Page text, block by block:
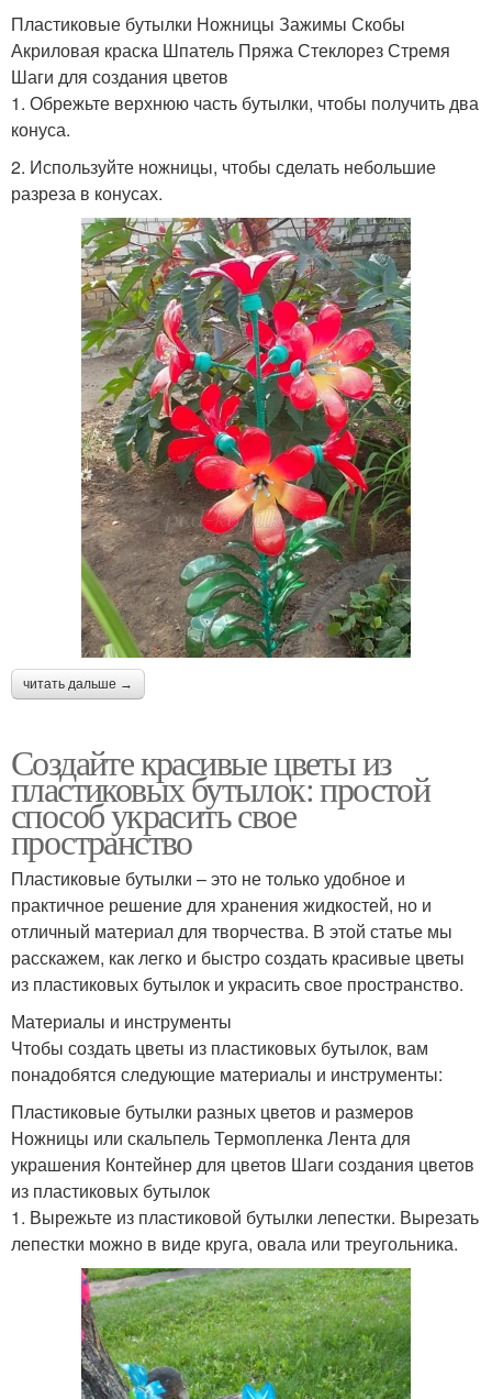
Пластиковые бутылки Ножницы Зажимы Скобы
Акриловая краска Шпатель Пряжа Стеклорез Стремя
Шаги для создания цветов
1. Обрежьте верхнюю часть бутылки, чтобы получить два
конуса.
2. Используйте ножницы, чтобы сделать небольшие
разреза в конусах.
читать дальше →
Создайте красивые цветы из
пластиковых бутылок: простой
способ украсить свое
пространство
Пластиковые бутылки – это не только удобное и
практичное решение для хранения жидкостей, но и
отличный материал для творчества. В этой статье мы
расскажем, как легко и быстро создать красивые цветы
из пластиковых бутылок и украсить свое пространство.
Материалы и инструменты
Чтобы создать цветы из пластиковых бутылок, вам
понадобятся следующие материалы и инструменты:
Пластиковые бутылки разных цветов и размеров
Ножницы или скальпель Термопленка Лента для
украшения Контейнер для цветов Шаги создания цветов
из пластиковых бутылок
1. Вырежьте из пластиковой бутылки лепестки. Вырезать
лепестки можно в виде круга, овала или треугольника.